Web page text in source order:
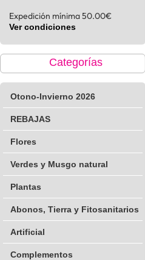
Expedición mínima 50.00€
Ver condiciones
Categorías
Otono-Invierno 2026
REBAJAS
Flores
Verdes y Musgo natural
Plantas
Abonos, Tierra y Fitosanitarios
Artificial
Complementos